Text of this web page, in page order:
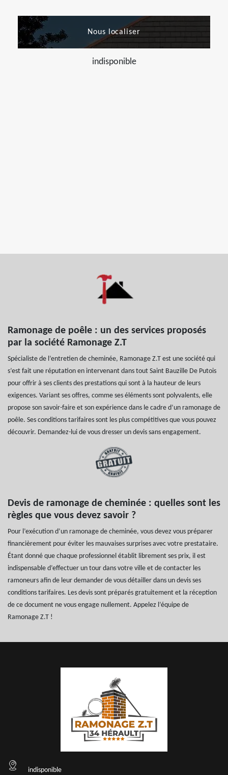
Nous localiser
indisponible
Ramonage de poêle : un des services proposés
par la société Ramonage Z.T
Spécialiste de l’entretien de cheminée, Ramonage Z.T est une société qui
s’est fait une réputation en intervenant dans tout Saint Bauzille De Putois
pour offrir à ses clients des prestations qui sont à la hauteur de leurs
exigences. Variant ses offres, comme ses éléments sont polyvalents, elle
propose son savoir-faire et son expérience dans le cadre d’un ramonage de
poêle. Ses conditions tarifaires sont les plus compétitives que vous pouvez
découvrir. Demandez-lui de vous dresser un devis sans engagement.
Devis de ramonage de cheminée : quelles sont les
règles que vous devez savoir ?
Pour l’exécution d’un ramonage de cheminée, vous devez vous préparer
financièrement pour éviter les mauvaises surprises avec votre prestataire.
Étant donné que chaque professionnel établit librement ses prix, il est
indispensable d’effectuer un tour dans votre ville et de contacter les
ramoneurs afin de leur demander de vous détailler dans un devis ses
conditions tarifaires. Les devis sont préparés gratuitement et la réception
de ce document ne vous engage nullement. Appelez l’équipe de
Ramonage Z.T !
indisponible